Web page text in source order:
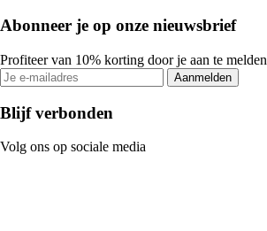
Abonneer je op onze nieuwsbrief
Profiteer van 10% korting door je aan te
Aanmelden
Blijf verbonden
Volg ons op sociale media